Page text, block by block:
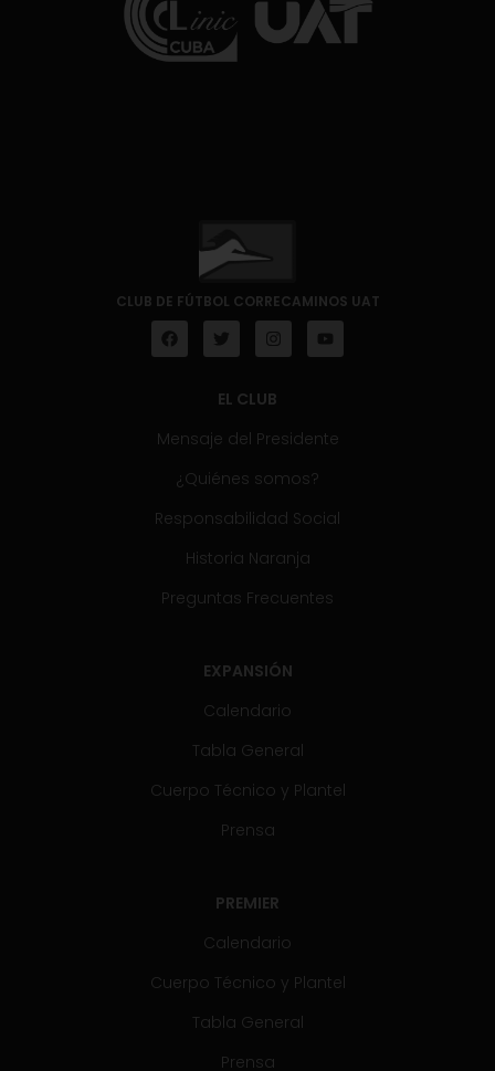
CLUB DE FÚTBOL CORRECAMINOS UAT
EL CLUB
Mensaje del Presidente
¿Quiénes somos?
Responsabilidad Social
Historia Naranja
Preguntas Frecuentes
EXPANSIÓN
Calendario
Tabla General
Cuerpo Técnico y Plantel
Prensa
PREMIER
Calendario
Cuerpo Técnico y Plantel
Tabla General
Prensa